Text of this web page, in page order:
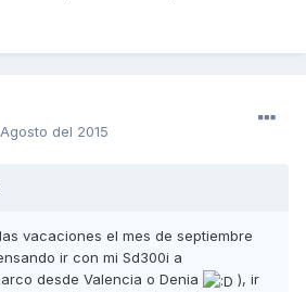
del 2015
vacaciones el mes de septiembre
ir con mi Sd300i a
desde Valencia o Denia
), ir